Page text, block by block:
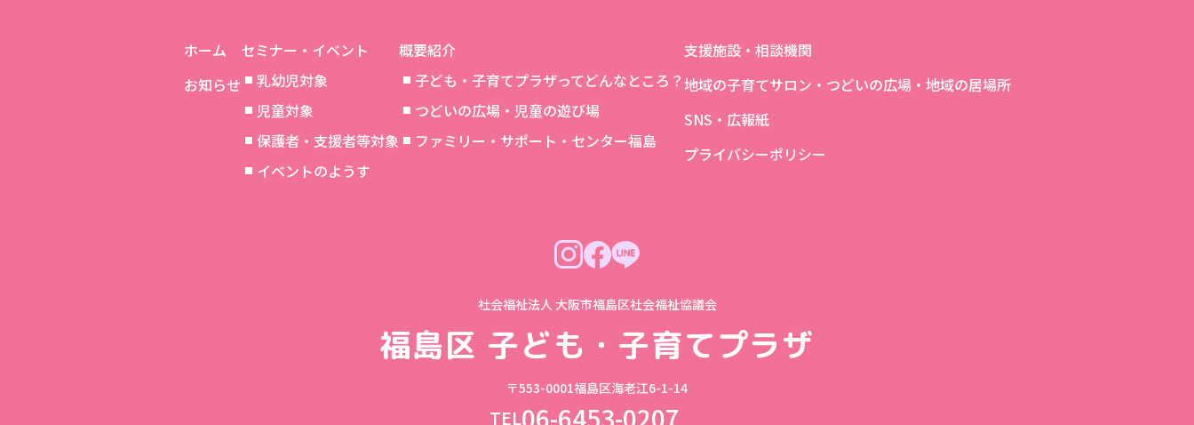
ホーム
お知らせ
セミナー・イベント
乳幼児対象
児童対象
保護者・支援者等対象
イベントのようす
概要紹介
子ども・子育てプラザってどんなところ？
つどいの広場・児童の遊び場
ファミリー・サポート・センター福島
支援施設・相談機関
地域の子育てサロン・つどいの広場・地域の居場所
SNS・広報紙
プライバシーポリシー
社会福祉法人 大阪市福島区社会福祉協議会
福島区 子ども・子育てプラザ
〒553-0001福島区海老江6-1-14
TEL06-6453-0207